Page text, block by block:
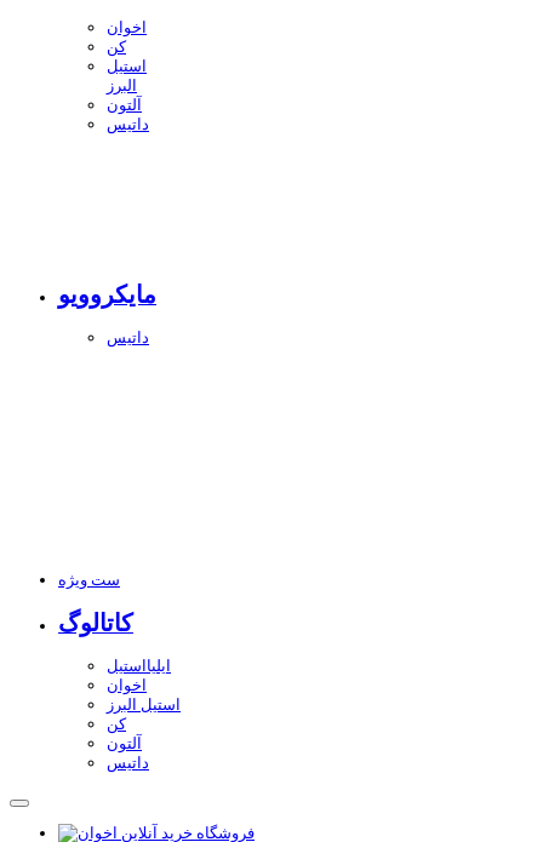
اخوان
کن
استیل
البرز
آلتون
داتیس
مایکروویو
داتیس
ست ویژه
کاتالوگ
ایلیااستیل
اخوان
استیل البرز
کن
آلتون
داتیس